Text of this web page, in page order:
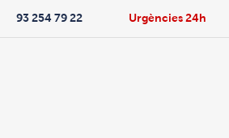
Urgències 24h
93 254 79 22